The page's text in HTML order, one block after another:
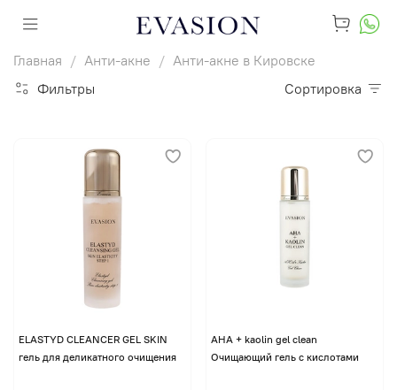
Главная Анти-акне
Анти-акне в Кировске
Фильтры
Сортировка
ELASTYD CLEANCER GEL SKIN
гель для деликатного очищения
AHA + kaolin gel clean
Очищающий гель с кислотами